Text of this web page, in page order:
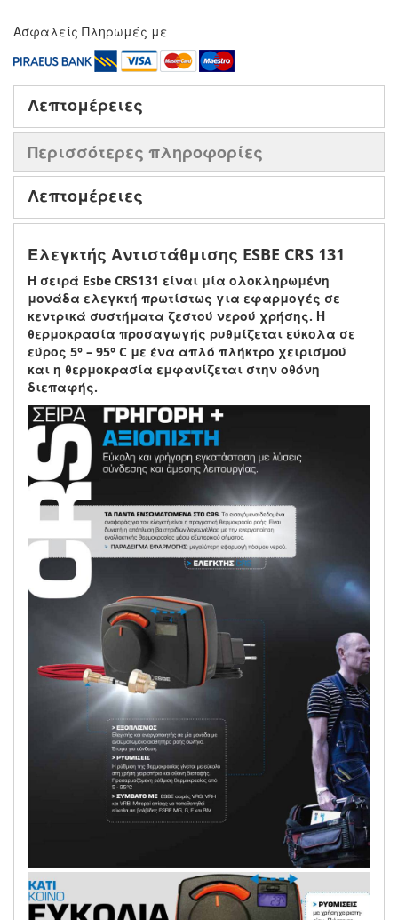
Ασφαλείς Πληρωμές με
Λεπτομέρειες
Περισσότερες πληροφορίες
Λεπτομέρειες
Ελεγκτής Αντιστάθμισης ESBE CRS 131
Η σειρά Esbe CRS131 είναι μία ολοκληρωμένη
μονάδα ελεγκτή πρωτίστως για εφαρμογές σε
κεντρικά συστήματα ζεστού νερού χρήσης. Η
θερμοκρασία προσαγωγής ρυθμίζεται εύκολα σε
εύρος 5° – 95° C με ένα απλό πλήκτρο χειρισμού
και η θερμοκρασία εμφανίζεται στην οθόνη
διεπαφής.